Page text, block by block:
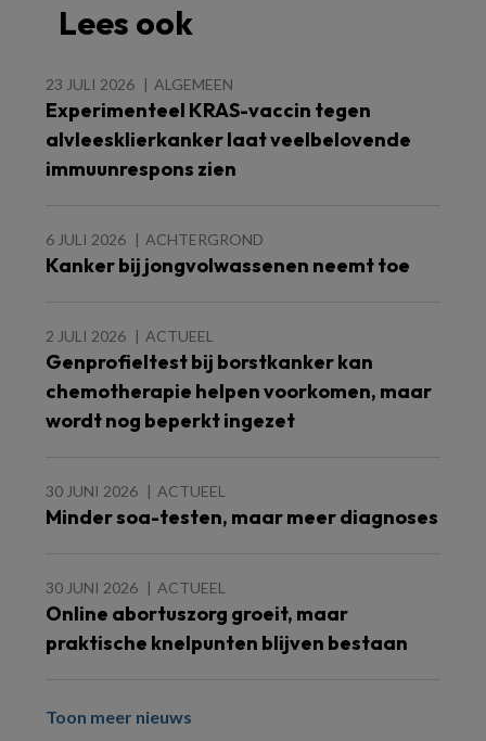
Lees ook
23 JULI 2026 ALGEMEEN
Experimenteel KRAS-vaccin tegen
alvleesklierkanker laat veelbelovende
immuunrespons zien
6 JULI 2026 ACHTERGROND
Kanker bij jongvolwassenen neemt toe
2 JULI 2026 ACTUEEL
Genprofieltest bij borstkanker kan
chemotherapie helpen voorkomen, maar
wordt nog beperkt ingezet
30 JUNI 2026 ACTUEEL
Minder soa-testen, maar meer diagnoses
30 JUNI 2026 ACTUEEL
Online abortuszorg groeit, maar
praktische knelpunten blijven bestaan
Toon meer nieuws